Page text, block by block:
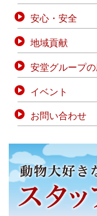
安心・安全
地域貢献
安堂グループ
イベント
お問い合わせ